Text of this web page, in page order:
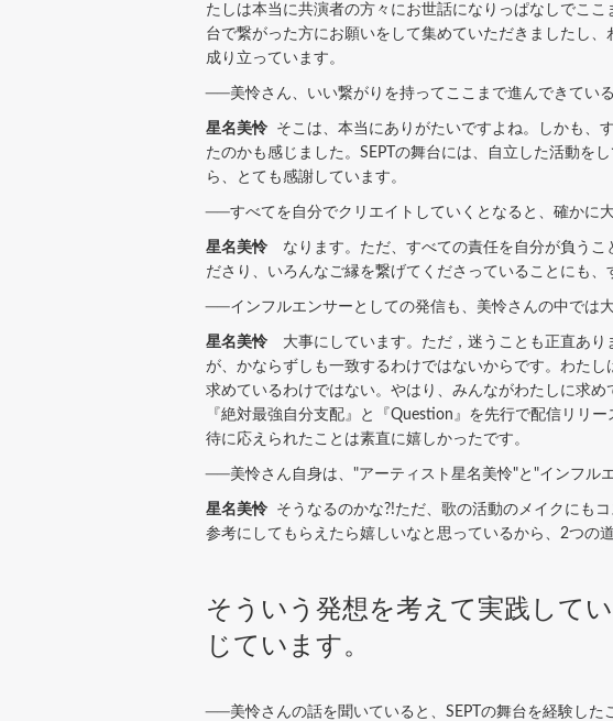
たしは本当に共演者の方々にお世話になりっぱなしでこ
台で繋がった方にお願いをして集めていただきましたし
成り立っています。
──美怜さん、いい繋がりを持ってここまで進んできている
星名美怜 そこは、本当にありがたいですよね。しかも、
たのかも感じました。SEPTの舞台には、自立した活動を
ら、とても感謝しています。
──すべてを自分でクリエイトしていくとなると、確かに
星名美怜 なります。ただ、すべての責任を自分が負うこ
ださり、いろんなご縁を繋げてくださっていることにも、
──インフルエンサーとしての発信も、美怜さんの中では大
星名美怜 大事にしています。ただ，迷うことも正直あり
が、かならずしも一致するわけではないからです。わた
求めているわけではない。やはり、みんながわたしに求
『絶対最強自分支配』と『Question』を先行で配信リリ
待に応えられたことは素直に嬉しかったです。
──美怜さん自身は、"アーティスト星名美怜"と"インフル
星名美怜 そうなるのかな?!ただ、歌の活動のメイクにも
参考にしてもらえたら嬉しいなと思っているから、2つの
そういう発想を考えて実践して
じています。
──美怜さんの話を聞いていると、SEPTの舞台を経験した